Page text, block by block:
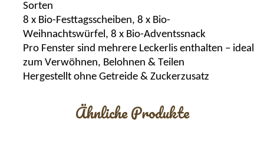
Sorten
8 x Bio-Festtagsscheiben, 8 x Bio-
Weihnachtswürfel, 8 x Bio-Adventssnack
Pro Fenster sind mehrere Leckerlis enthalten – ideal
zum Verwöhnen, Belohnen & Teilen
Hergestellt ohne Getreide & Zuckerzusatz
Ähnliche Produkte